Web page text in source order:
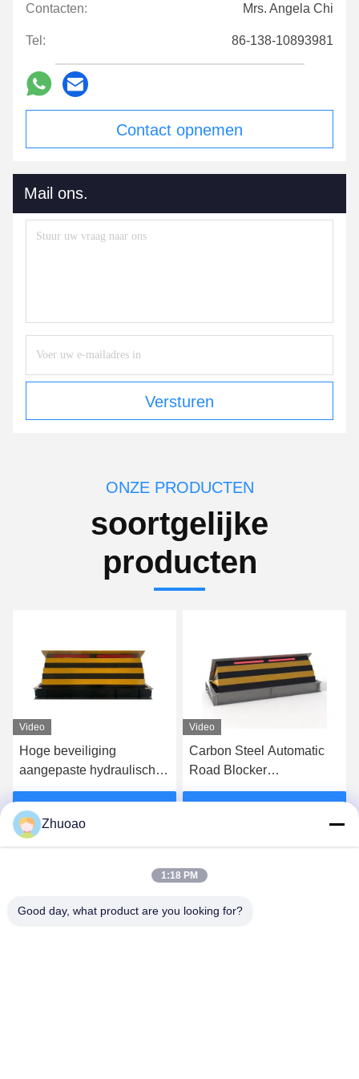
Contacten: Mrs. Angela Chi
Tel: 86-138-10893981
Contact opnemen
Mail ons.
Versturen
ONZE PRODUCTEN
soortgelijke
producten
Video
Hoge beveiliging
aangepaste hydraulische
wegbarrière ondiepe berg
wegblokker
Video
Carbon Steel Automatic
Road Blocker
7500Kg/80Kph Voor
Zhuoao
1:18 PM
Good day, what product are you looking for?